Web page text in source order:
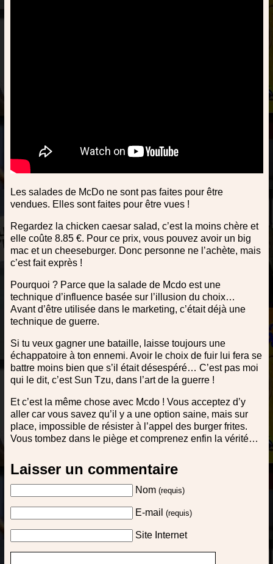
Les salades de McDo ne sont pas faites pour être
vendues. Elles sont faites pour être vues !
Regardez la chicken caesar salad, c’est la moins chère et
elle coûte 8.85 €. Pour ce prix, vous pouvez avoir un big
mac et un cheeseburger. Donc personne ne l’achète, mais
c’est fait exprès !
Pourquoi ? Parce que la salade de Mcdo est une
technique d’influence basée sur l’illusion du choix…
Avant d’être utilisée dans le marketing, c’était déjà une
technique de guerre.
Si tu veux gagner une bataille, laisse toujours une
échappatoire à ton ennemi. Avoir le choix de fuir lui fera se
battre moins bien que s’il était désespéré… C’est pas moi
qui le dit, c’est Sun Tzu, dans l’art de la guerre !
Et c’est la même chose avec Mcdo ! Vous acceptez d’y
aller car vous savez qu’il y a une option saine, mais sur
place, impossible de résister à l’appel des burger frites.
Vous tombez dans le piège et comprenez enfin la vérité…
Laisser un commentaire
Nom (requis)
E-mail (requis)
Site Internet